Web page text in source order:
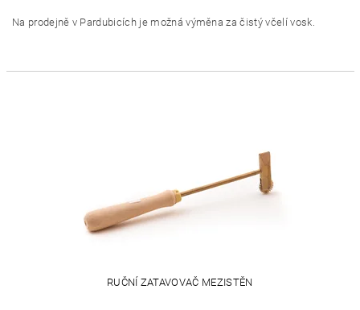
Na prodejně v Pardubicích je možná výměna za čistý včelí vosk.
RUČNÍ ZATAVOVAČ MEZISTĚN